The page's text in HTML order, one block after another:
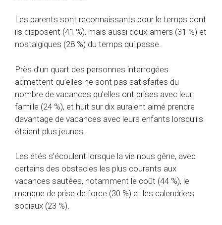
Les parents sont reconnaissants pour le temps dont
ils disposent (41 %), mais aussi doux-amers (31 %) et
nostalgiques (28 %) du temps qui passe.
Près d’un quart des personnes interrogées
admettent qu’elles ne sont pas satisfaites du
nombre de vacances qu’elles ont prises avec leur
famille (24 %), et huit sur dix auraient aimé prendre
davantage de vacances avec leurs enfants lorsqu’ils
étaient plus jeunes.
Les étés s’écoulent lorsque la vie nous gêne, avec
certains des obstacles les plus courants aux
vacances sautées, notamment le coût (44 %), le
manque de prise de force (30 %) et les calendriers
sociaux (23 %).